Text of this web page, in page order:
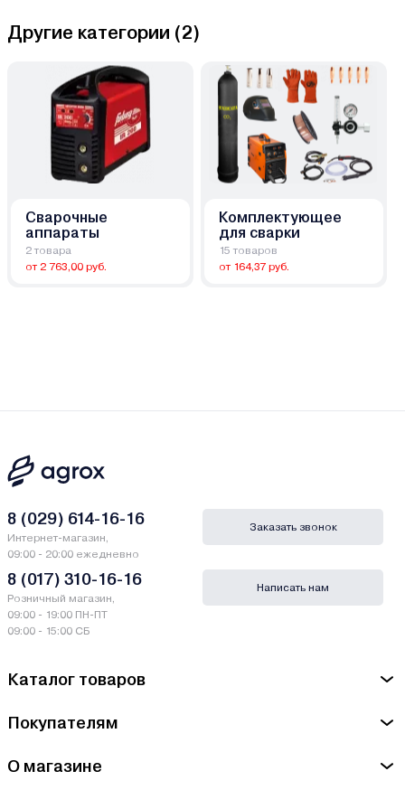
Другие категории (2)
Сварочные
аппараты
2 товара
от 2 763,00 руб.
Комплектующее
для сварки
15 товаров
от 164,37 руб.
Каталог товаров
Покупателям
О магазине
8 (029) 614-16-16
Интернет-магазин,
09:00 - 20:00 ежедневно
8 (017) 310-16-16
Розничный магазин,
09:00 - 19:00 ПН-ПТ
09:00 - 15:00 СБ
Заказать звонок
Написать нам